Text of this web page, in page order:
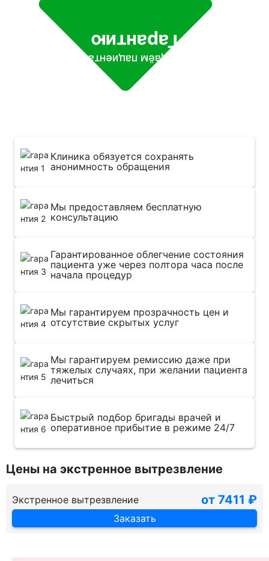
Клиника обязуется сохранять
анонимность обращения
Мы предоставляем бесплатную
консультацию
Гарантированное облегчение состояния
пациента уже через полтора часа после
начала процедур
Мы даём пациентам
Гарантию
Мы гарантируем прозрачность цен и
отсутствие скрытых услуг
Мы гарантируем ремиссию даже при
тяжелых случаях, при желании пациента
лечиться
Быстрый подбор бригады врачей и
оперативное прибытие в режиме 24/7
Цены на экстренное вытрезвление
Экстренное вытрезвление
Заказать
от 7411 ₽